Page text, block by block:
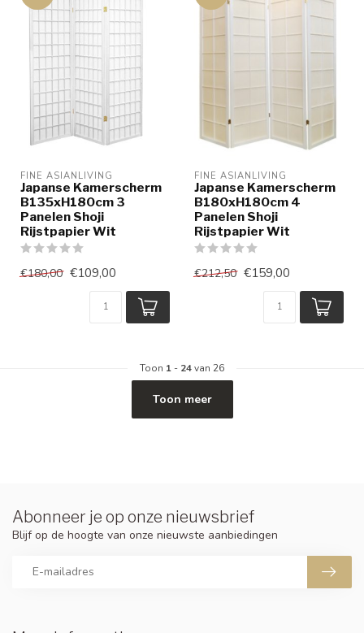
FINE ASIANLIVING
Japanse Kamerscherm
B135xH180cm 3
Panelen Shoji
Rijstpapier Wit
€180,00 €109,00
FINE ASIANLIVING
Japanse Kamerscherm
B180xH180cm 4
Panelen Shoji
Rijstpapier Wit
€212,50 €159,00
Toon 1 - 24van 26
Toon meer
Abonneer je op onze nieuwsbrief
Blijf op de hoogte van onze nieuwste aanbiedingen